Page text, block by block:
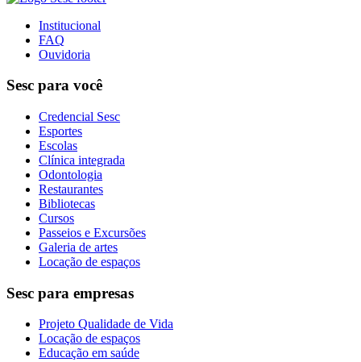
Institucional
FAQ
Ouvidoria
Sesc para você
Credencial Sesc
Esportes
Escolas
Clínica integrada
Odontologia
Restaurantes
Bibliotecas
Cursos
Passeios e Excursões
Galeria de artes
Locação de espaços
Sesc para empresas
Projeto Qualidade de Vida
Locação de espaços
Educação em saúde